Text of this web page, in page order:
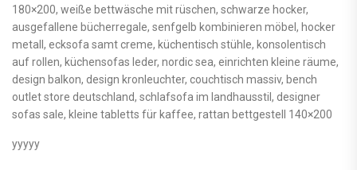
180×200, weiße bettwäsche mit rüschen, schwarze hocker,
ausgefallene bücherregale, senfgelb kombinieren möbel, hocker
metall, ecksofa samt creme, küchentisch stühle, konsolentisch
auf rollen, küchensofas leder, nordic sea, einrichten kleine räume,
design balkon, design kronleuchter, couchtisch massiv, bench
outlet store deutschland, schlafsofa im landhausstil, designer
sofas sale, kleine tabletts für kaffee, rattan bettgestell 140×200
yyyyy